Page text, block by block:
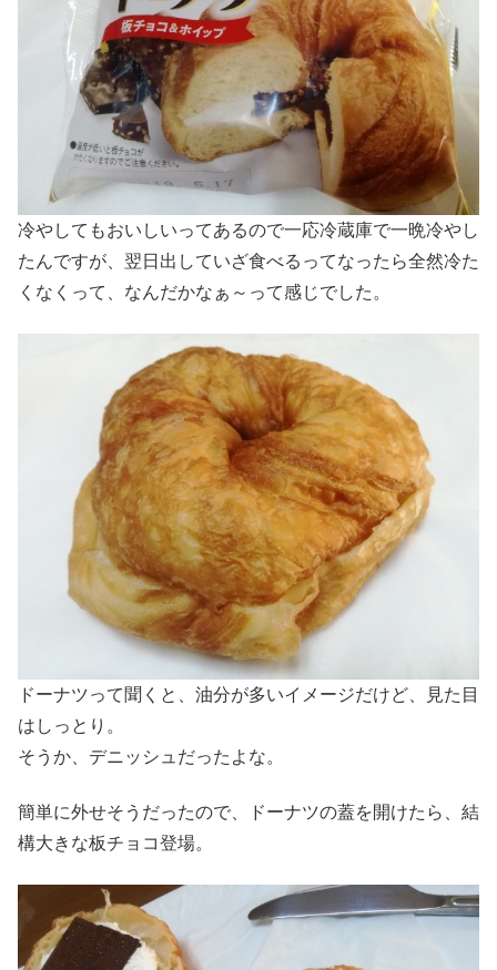
冷やしてもおいしいってあるので一応冷蔵庫で一晩冷やし
たんですが、翌日出していざ食べるってなったら全然冷た
くなくって、なんだかなぁ～って感じでした。
ドーナツって聞くと、油分が多いイメージだけど、見た目
はしっとり。
そうか、デニッシュだったよな。
簡単に外せそうだったので、ドーナツの蓋を開けたら、結
構大きな板チョコ登場。